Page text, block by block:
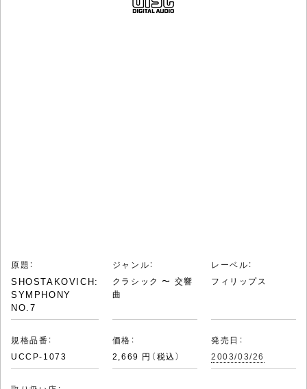
原題：
SHOSTAKOVICH:
SYMPHONY
NO.7
ジャンル：
クラシック 〜 交響
曲
レーベル：
フィリップス
規格品番：
UCCP-1073
価格：
2,669 円（税込）
発売日：
2003/03/26